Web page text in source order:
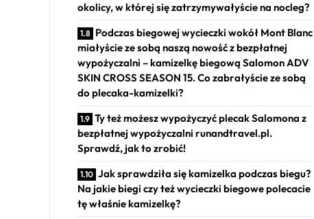
okolicy, w której się zatrzymywałyście na nocleg?
Podczas biegowej wycieczki wokół Mont Blanc
miałyście ze sobą naszą nowość z bezpłatnej
wypożyczalni – kamizelkę biegową Salomon ADV
SKIN CROSS SEASON 15. Co zabrałyście ze sobą
do plecaka-kamizelki?
Ty też możesz wypożyczyć plecak Salomona z
bezpłatnej wypożyczalni runandtravel.pl.
Sprawdź, jak to zrobić!
Jak sprawdziła się kamizelka podczas biegu?
Na jakie biegi czy też wycieczki biegowe polecacie
tę właśnie kamizelkę?